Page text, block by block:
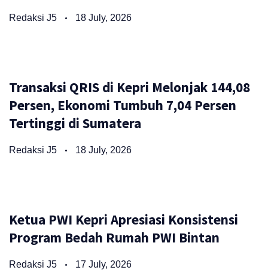
Redaksi J5 18 July, 2026
Transaksi QRIS di Kepri Melonjak 144,08
Persen, Ekonomi Tumbuh 7,04 Persen
Tertinggi di Sumatera
Redaksi J5 18 July, 2026
Ketua PWI Kepri Apresiasi Konsistensi
Program Bedah Rumah PWI Bintan
Redaksi J5 17 July, 2026